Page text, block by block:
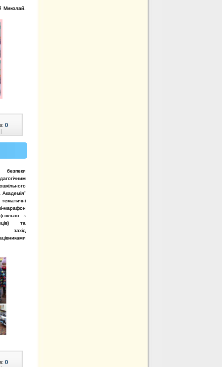
Миколай.
0
|
марафон
з
та
захід
0